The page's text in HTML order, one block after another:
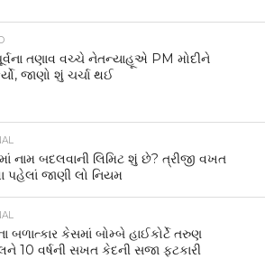
તણાવ વચ્ચે નેતન્યાહૂએ PM મોદીને
જાણો શું ચર્ચા થઈ
નામ બદલવાની લિમિટ શું છે? ત્રીજી વખત
પહેલાં જાણી લો નિયમ
બળાત્કાર કેસમાં બોમ્બે હાઈકોર્ટે તરુણ
10 વર્ષની સખત કેદની સજા ફટકારી